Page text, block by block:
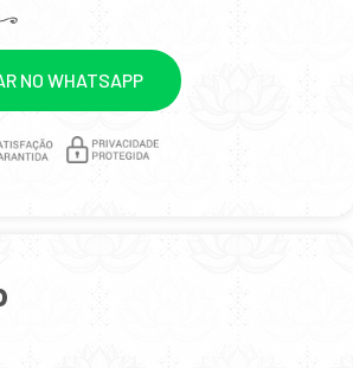
NO WHATSAPP